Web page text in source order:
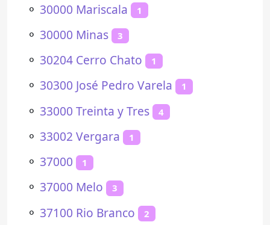
⚬ 30000 Mariscala 1
⚬ 30000 Minas 3
⚬ 30204 Cerro Chato 1
⚬ 30300 José Pedro Varela 1
⚬ 33000 Treinta y Tres 4
⚬ 33002 Vergara 1
⚬ 37000 1
⚬ 37000 Melo 3
⚬ 37100 Rio Branco 2